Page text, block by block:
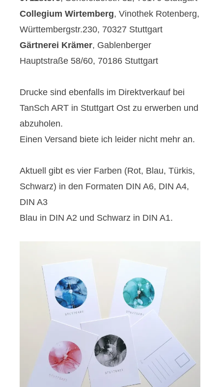
Collegium Wirtemberg, Vinothek Rotenberg,
Württembergstr.230, 70327 Stuttgart
Gärtnerei Krämer, Gablenberger
Hauptstraße 58/60, 70186 Stuttgart
Drucke sind ebenfalls im Direktverkauf bei
TanSch ART in Stuttgart Ost zu erwerben und
abzuholen.
Einen Versand biete ich leider nicht mehr an.
Aktuell gibt es vier Farben (Rot, Blau, Türkis,
Schwarz) in den Formaten DIN A6, DIN A4,
DIN A3
Blau in DIN A2 und Schwarz in DIN A1.